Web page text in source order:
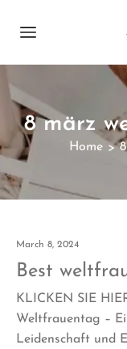
8 märz
Home >
March 8, 2024
Best
KLICKEN SIE
Weltfrauentag –
Leidenschaft und